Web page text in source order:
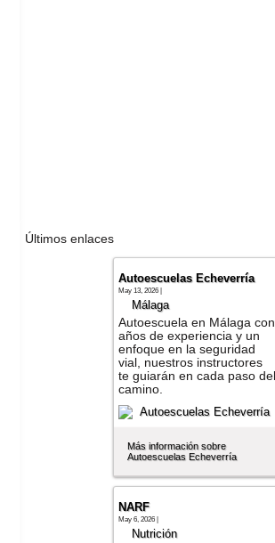
Últimos enlaces
Autoescuelas Echeverría
May 13, 2026 |
Málaga
Autoescuela en Málaga con
años de experiencia y un
enfoque en la seguridad
vial, nuestros instructores
te guiarán en cada paso del
camino.
Más información sobre
Autoescuelas Echeverría
NARF
May 6, 2026 |
Nutrición